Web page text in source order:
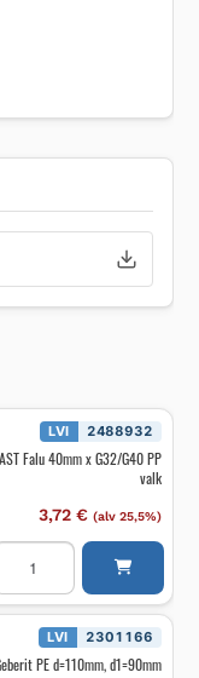
LVI 2488932
Falu 40mm x G32/G40 PP
valk
3,72 € (alv 25,5%)
kierre
muuntoliitin
FALUPLAST
G32/G40
LVI 2301166
PE d=110mm, d1=90mm